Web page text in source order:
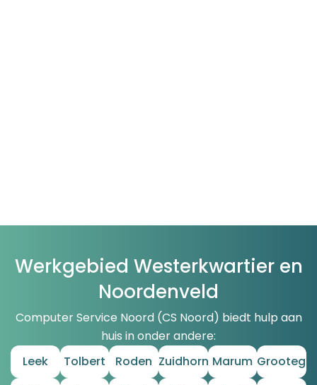
Werkgebied Westerkwartier en
Noordenveld
Computer Service Noord (CS Noord) biedt hulp aan
huis in onder andere:
Leek
Tolbert Roden Zuidhorn Marum